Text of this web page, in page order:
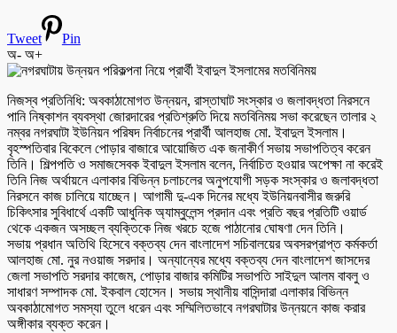
Tweet
Pin
অ- অ+
নিজস্ব প্রতিনিধি: অবকাঠামোগত উন্নয়ন, রাস্তাঘাট সংস্কার ও জলাবদ্ধতা নিরসনে
পানি নিষ্কাশন ব্যবস্থা জোরদারের প্রতিশ্রুতি দিয়ে মতবিনিময় সভা করেছেন তালার ২
নম্বর নগরঘাটা ইউনিয়ন পরিষদ নির্বাচনের প্রার্থী আলহাজ মো. ইবাদুল ইসলাম।
বৃহস্পতিবার বিকেলে পোড়ার বাজারে আয়োজিত এক জনাকীর্ণ সভায় সভাপতিত্ব করেন
তিনি। শিল্পপতি ও সমাজসেবক ইবাদুল ইসলাম বলেন, নির্বাচিত হওয়ার অপেক্ষা না করেই
তিনি নিজ অর্থায়নে এলাকার বিভিন্ন চলাচলের অনুপযোগী সড়ক সংস্কার ও জলাবদ্ধতা
নিরসনে কাজ চালিয়ে যাচ্ছেন। আগামী দু-এক দিনের মধ্যে ইউনিয়নবাসীর জরুরি
চিকিৎসার সুবিধার্থে একটি আধুনিক অ্যাম্বুলেন্স প্রদান এবং প্রতি বছর প্রতিটি ওয়ার্ড
থেকে একজন অসচ্ছল ব্যক্তিকে নিজ খরচে হজে পাঠানোর ঘোষণা দেন তিনি।
সভায় প্রধান অতিথি হিসেবে বক্তব্য দেন বাংলাদেশ সচিবালয়ের অবসরপ্রাপ্ত কর্মকর্তা
আলহাজ মো. নুর নওয়াজ সরদার। অন্যান্যের মধ্যে বক্তব্য দেন বাংলাদেশ জাসদের
জেলা সভাপতি সরদার কাজেম, পোড়ার বাজার কমিটির সভাপতি সাইদুল আলম বাবলু ও
সাধারণ সম্পাদক মো. ইকবাল হোসেন। সভায় স্থানীয় বাসিন্দারা এলাকার বিভিন্ন
অবকাঠামোগত সমস্যা তুলে ধরেন এবং সম্মিলিতভাবে নগরঘাটার উন্নয়নে কাজ করার
অঙ্গীকার ব্যক্ত করেন।